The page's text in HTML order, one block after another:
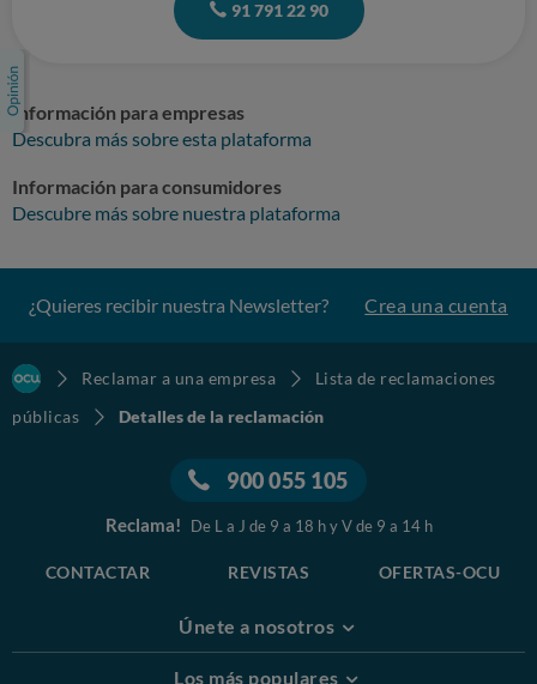
91 791 22 90
Información para empresas
Descubra más sobre esta plataforma
Información para consumidores
Descubre más sobre nuestra plataforma
¿Quieres recibir nuestra Newsletter? Crea una cuenta
Reclamar a una empresa
Lista de reclamaciones
públicas
Detalles de la reclamación
900 055 105
Reclama! De L a J de 9 a 18 h y V de 9 a 14 h
CONTACTAR REVISTAS OFERTAS-OCU
Únete a nosotros
Los más populares